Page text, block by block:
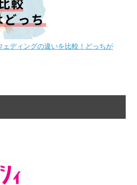
ェディングの違いを比較！どっちが